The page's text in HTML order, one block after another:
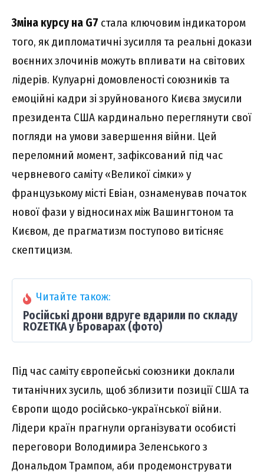
Зміна курсу на G7 стала ключовим індикатором
того, як дипломатичні зусилля та реальні докази
воєнних злочинів можуть впливати на світових
лідерів. Кулуарні домовленості союзників та
емоційні кадри зі зруйнованого Києва змусили
президента США кардинально переглянути свої
погляди на умови завершення війни. Цей
переломний момент, зафіксований під час
червневого саміту «Великої сімки» у
французькому місті Евіан, ознаменував початок
нової фази у відносинах між Вашингтоном та
Києвом, де прагматизм поступово витісняє
скептицизм.
Читайте також:
Російські дрони вдруге вдарили по складу
ROZETKA у Броварах (фото)
Під час саміту європейські союзники доклали
титанічних зусиль, щоб зблизити позиції США та
Європи щодо російсько-української війни.
Лідери країн прагнули організувати особисті
переговори Володимира Зеленського з
Дональдом Трампом, аби продемонструвати